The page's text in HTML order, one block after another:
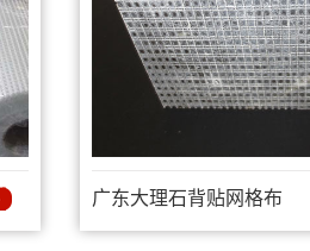
广东大理石背贴网格布